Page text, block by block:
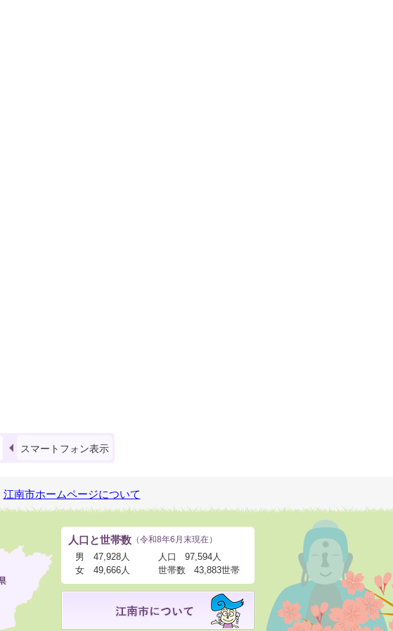
スマートフォン表示
江南市ホームページについて
人口と世帯数 （令和8年6月末現在）
男
47,928人
女
49,666人
人口
97,594人
世帯数
43,883世帯